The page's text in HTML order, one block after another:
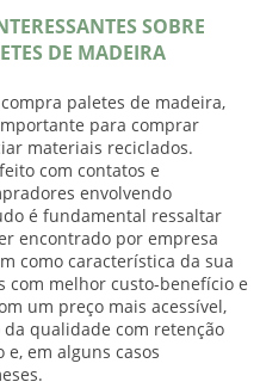
SOBRE
DE MADEIRA
paletes de madeira,
para comprar
materiais reciclados.
com contatos e
envolvendo
é fundamental ressaltar
encontrado por empresa
como característica da sua
melhor custo-benefício e
um preço mais acessível,
qualidade com retenção
em alguns casos